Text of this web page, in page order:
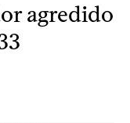
agredido